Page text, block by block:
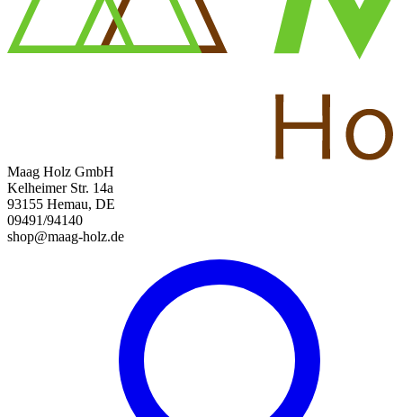
Maag Holz GmbH
Kelheimer Str. 14a
93155 Hemau, DE
09491/94140
shop@maag-holz.de